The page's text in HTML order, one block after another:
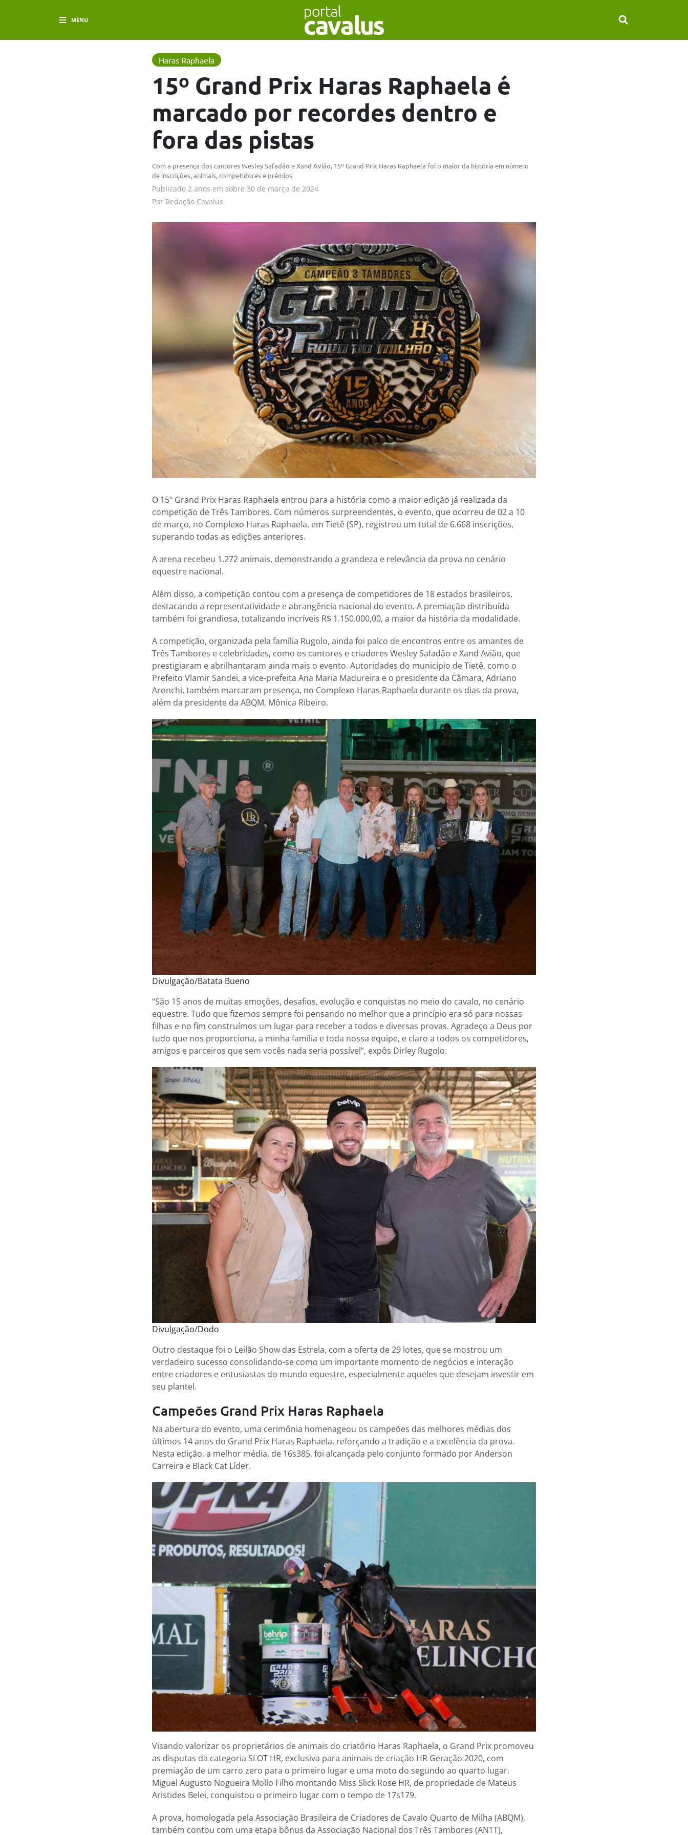
MENU
Haras Raphaela
15º Grand Prix Haras Raphaela é
marcado por recordes dentro e
fora das pistas
Com a presença dos cantores Wesley Safadão e Xand Avião, 15º Grand Prix Haras Raphaela foi o maior da história em número
de inscrições, animais, competidores e prêmios
Publicado 2 anos em sobre 30 de março de 2024
Por Redação Cavalus
O 15º Grand Prix Haras Raphaela entrou para a história como a maior edição já realizada da
competição de Três Tambores. Com números surpreendentes, o evento, que ocorreu de 02 a 10
de março, no Complexo Haras Raphaela, em Tietê (SP), registrou um total de 6.668 inscrições,
superando todas as edições anteriores.
A arena recebeu 1.272 animais, demonstrando a grandeza e relevância da prova no cenário
equestre nacional.
Além disso, a competição contou com a presença de competidores de 18 estados brasileiros,
destacando a representatividade e abrangência nacional do evento. A premiação distribuída
também foi grandiosa, totalizando incríveis R$ 1.150.000,00, a maior da história da modalidade.
A competição, organizada pela família Rugolo, ainda foi palco de encontros entre os amantes de
Três Tambores e celebridades, como os cantores e criadores Wesley Safadão e Xand Avião, que
prestigiaram e abrilhantaram ainda mais o evento. Autoridades do município de Tietê, como o
Prefeito Vlamir Sandei, a vice-prefeita Ana Maria Madureira e o presidente da Câmara, Adriano
Aronchi, também marcaram presença, no Complexo Haras Raphaela durante os dias da prova,
além da presidente da ABQM, Mônica Ribeiro.
Divulgação/Batata Bueno
“São 15 anos de muitas emoções, desafios, evolução e conquistas no meio do cavalo, no cenário
equestre. Tudo que fizemos sempre foi pensando no melhor que a princípio era só para nossas
filhas e no fim construímos um lugar para receber a todos e diversas provas. Agradeço a Deus por
tudo que nos proporciona, a minha família e toda nossa equipe, e claro a todos os competidores,
amigos e parceiros que sem vocês nada seria possível”, expôs Dirley Rugolo.
Divulgação/Dodo
Outro destaque foi o Leilão Show das Estrela, com a oferta de 29 lotes, que se mostrou um
verdadeiro sucesso consolidando-se como um importante momento de negócios e interação
entre criadores e entusiastas do mundo equestre, especialmente aqueles que desejam investir em
seu plantel.
Campeões Grand Prix Haras Raphaela
Na abertura do evento, uma cerimônia homenageou os campeões das melhores médias dos
últimos 14 anos do Grand Prix Haras Raphaela, reforçando a tradição e a excelência da prova.
Nesta edição, a melhor média, de 16s385, foi alcançada pelo conjunto formado por Anderson
Carreira e Black Cat Líder.
Visando valorizar os proprietários de animais do criatório Haras Raphaela, o Grand Prix promoveu
as disputas da categoria SLOT HR, exclusiva para animais de criação HR Geração 2020, com
premiação de um carro zero para o primeiro lugar e uma moto do segundo ao quarto lugar.
Miguel Augusto Nogueira Mollo Filho montando Miss Slick Rose HR, de propriedade de Mateus
Aristides Belei, conquistou o primeiro lugar com o tempo de 17s179.
A prova, homologada pela Associação Brasileira de Criadores de Cavalo Quarto de Milha (ABQM),
também contou com uma etapa bônus da Associação Nacional dos Três Tambores (ANTT),